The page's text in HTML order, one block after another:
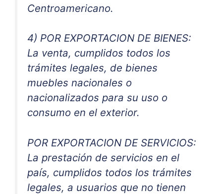
Centroamericano.
4) POR EXPORTACION DE BIENES:
La venta, cumplidos todos los
trámites legales, de bienes
muebles nacionales o
nacionalizados para su uso o
consumo en el exterior.
POR EXPORTACION DE SERVICIOS:
La prestación de servicios en el
país, cumplidos todos los trámites
legales, a usuarios que no tienen